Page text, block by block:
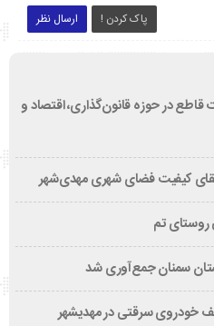
ارسال نظر پاک کردن !
قاطع در حوزه قانون‌گذاری، اقتصاد و
کیفیت فضای شهری مهدی‌شهر
تم